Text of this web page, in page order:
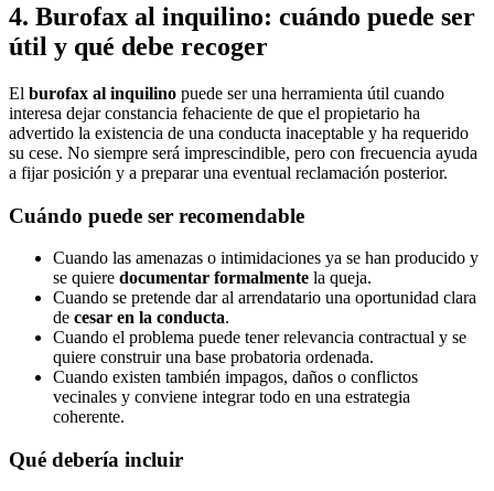
4. Burofax al inquilino: cuándo puede ser
útil y qué debe recoger
El burofax al inquilino puede ser una herramienta útil cuando
interesa dejar constancia fehaciente de que el propietario ha
advertido la existencia de una conducta inaceptable y ha requerido
su cese. No siempre será imprescindible, pero con frecuencia ayuda
a fijar posición y a preparar una eventual reclamación posterior.
Cuándo puede ser recomendable
Cuando las amenazas o intimidaciones ya se han producido y
se quiere documentar formalmente la queja.
Cuando se pretende dar al arrendatario una oportunidad clara
de cesar en la conducta.
Cuando el problema puede tener relevancia contractual y se
quiere construir una base probatoria ordenada.
Cuando existen también impagos, daños o conflictos
vecinales y conviene integrar todo en una estrategia
coherente.
Qué debería incluir